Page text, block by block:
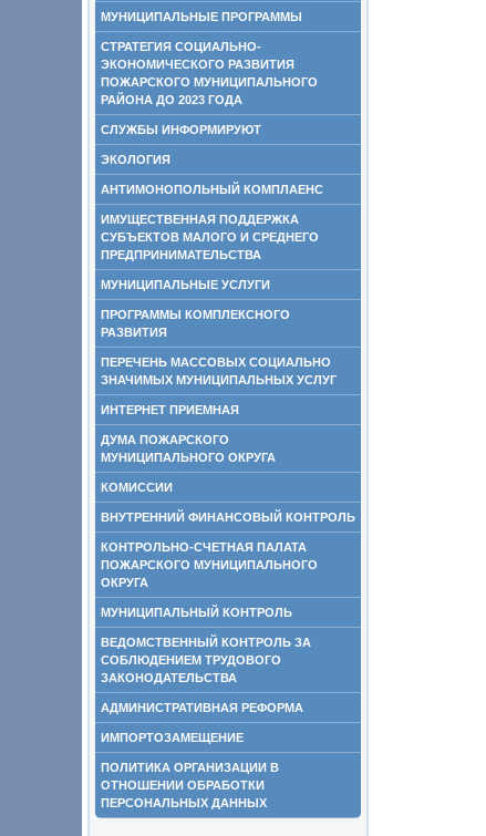
МУНИЦИПАЛЬНЫЕ ПРОГРАММЫ
СТРАТЕГИЯ СОЦИАЛЬНО-
ЭКОНОМИЧЕСКОГО РАЗВИТИЯ
ПОЖАРСКОГО МУНИЦИПАЛЬНОГО
РАЙОНА ДО 2023 ГОДА
СЛУЖБЫ ИНФОРМИРУЮТ
ЭКОЛОГИЯ
АНТИМОНОПОЛЬНЫЙ КОМПЛАЕНС
ИМУЩЕСТВЕННАЯ ПОДДЕРЖКА
СУБЪЕКТОВ МАЛОГО И СРЕДНЕГО
ПРЕДПРИНИМАТЕЛЬСТВА
МУНИЦИПАЛЬНЫЕ УСЛУГИ
ПРОГРАММЫ КОМПЛЕКСНОГО
РАЗВИТИЯ
ПЕРЕЧЕНЬ МАССОВЫХ СОЦИАЛЬНО
ЗНАЧИМЫХ МУНИЦИПАЛЬНЫХ УСЛУГ
ИНТЕРНЕТ ПРИЕМНАЯ
ДУМА ПОЖАРСКОГО
МУНИЦИПАЛЬНОГО ОКРУГА
КОМИССИИ
ВНУТРЕННИЙ ФИНАНСОВЫЙ КОНТРОЛЬ
КОНТРОЛЬНО-СЧЕТНАЯ ПАЛАТА
ПОЖАРСКОГО МУНИЦИПАЛЬНОГО
ОКРУГА
МУНИЦИПАЛЬНЫЙ КОНТРОЛЬ
ВЕДОМСТВЕННЫЙ КОНТРОЛЬ ЗА
СОБЛЮДЕНИЕМ ТРУДОВОГО
ЗАКОНОДАТЕЛЬСТВА
АДМИНИСТРАТИВНАЯ РЕФОРМА
ИМПОРТОЗАМЕЩЕНИЕ
ПОЛИТИКА ОРГАНИЗАЦИИ В
ОТНОШЕНИИ ОБРАБОТКИ
ПЕРСОНАЛЬНЫХ ДАННЫХ